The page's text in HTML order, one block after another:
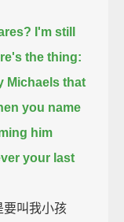
I'm still
the thing:
Michaels that
you name
him
your last
要叫我小孩